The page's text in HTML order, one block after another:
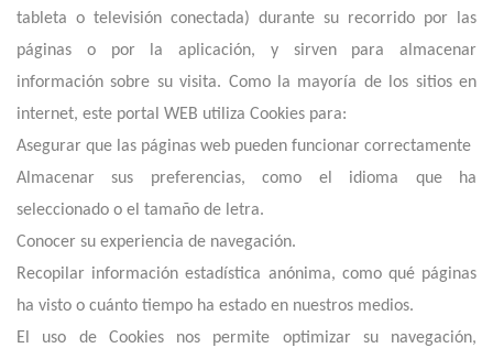
tableta o televisión conectada) durante su recorrido por las
páginas o por la aplicación, y sirven para almacenar
información sobre su visita. Como la mayoría de los sitios en
internet, este portal WEB utiliza Cookies para:
Asegurar que las páginas web pueden funcionar correctamente
Almacenar sus preferencias, como el idioma que ha
seleccionado o el tamaño de letra.
Conocer su experiencia de navegación.
Recopilar información estadística anónima, como qué páginas
ha visto o cuánto tiempo ha estado en nuestros medios.
El uso de Cookies nos permite optimizar su navegación,